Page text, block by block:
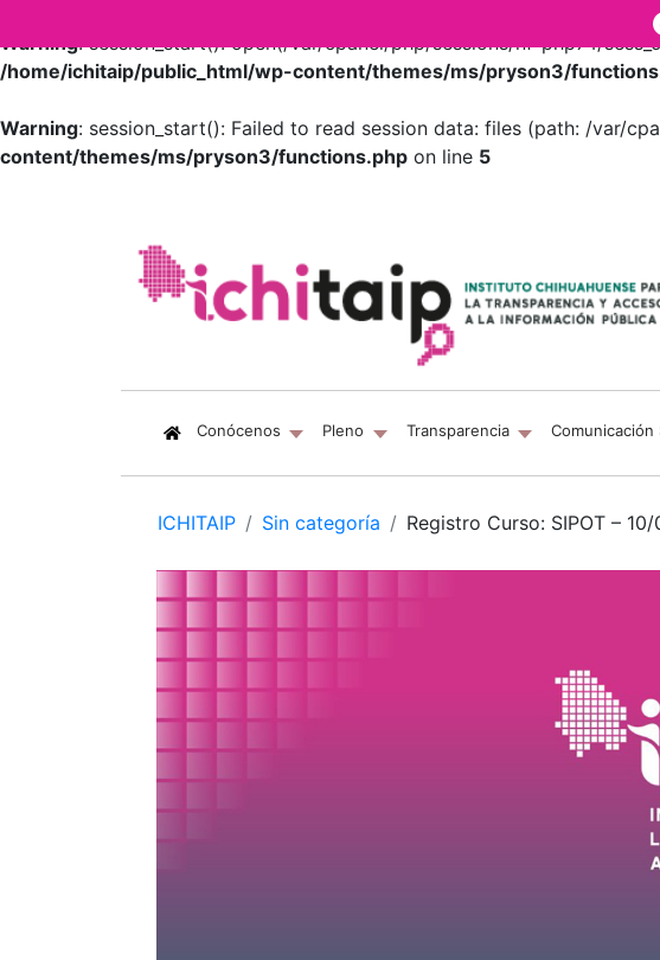
Warning: session_start(): open(/var/cpanel/php/sessions/nf-php74/
/home/ichitaip/public_html/wp-content/themes/ms/pryson3/
Warning: session_start(): Failed to read session data: files (path: /var/
content/themes/ms/pryson3/functions.php on line 5
Conócenos (current)
Pleno Transparencia Comunicación
ICHITAIP Sin categoría Registro Curso: SIPOT –